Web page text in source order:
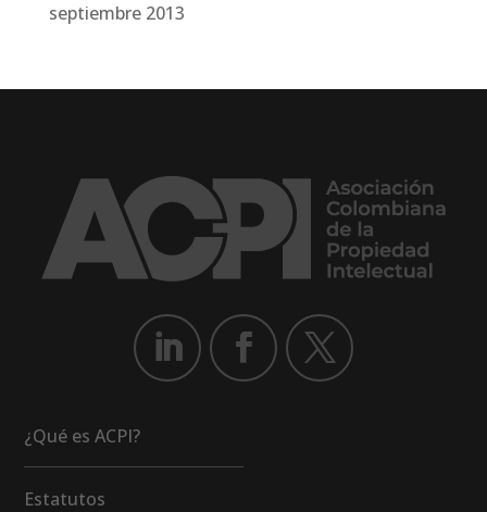
septiembre 2013
¿Qué es ACPI?
Estatutos